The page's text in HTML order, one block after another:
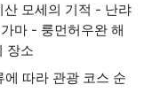
모세의 기적 - 난랴
마 - 룽먼허우완 해
장소
따라 관광 코스 순